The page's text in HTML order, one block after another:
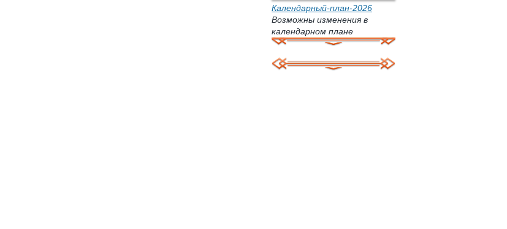
Календарный-план-2026
Возможны изменения в
календарном плане